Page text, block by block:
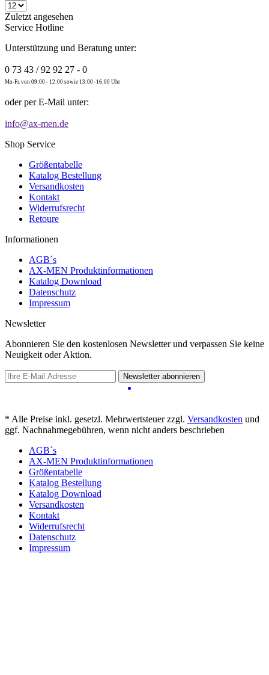
Zuletzt angesehen
Service Hotline
Unterstützung und Beratung unter:
0 73 43 / 92 92 27 - 0
Mo-Fr. von 09:00 - 12:00 sowie 13:00 -16:00 Uhr
oder per E-Mail unter:
info@ax-men.de
Shop Service
Größentabelle
Katalog Bestellung
Versandkosten
Kontakt
Widerrufsrecht
Retoure
Informationen
AGB´s
AX-MEN Produktinformationen
Katalog Download
Datenschutz
Impressum
Newsletter
Abonnieren Sie den kostenlosen Newsletter und verpassen Sie keine
Neuigkeit oder Aktion.
Newsletter abonnieren
* Alle Preise inkl. gesetzl. Mehrwertsteuer zzgl. Versandkosten und
ggf. Nachnahmegebühren, wenn nicht anders beschrieben
AGB´s
AX-MEN Produktinformationen
Größentabelle
Katalog Bestellung
Katalog Download
Versandkosten
Kontakt
Widerrufsrecht
Datenschutz
Impressum